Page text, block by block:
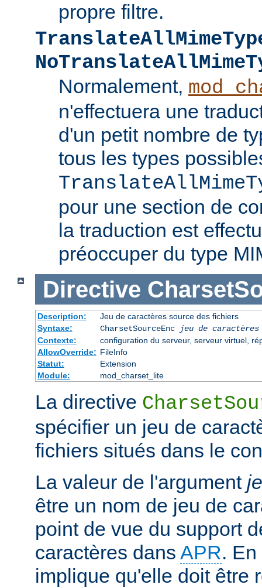
propre filtre.
Normalement,
n'effectuera une
d'un petit nombre de
tous les types
pour une section de
la traduction est
préoccuper du type
Directive
Description:
Jeu de caractères source des fichiers
Syntaxe:
CharsetSourceEnc
jeu de caractères
Contexte:
configuration du serveur, serveur virtuel,
AllowOverride: FileInfo
Statut:
Extension
Module:
mod_charset_lite
La directive
spécifier un jeu de
fichiers situés dans le
La valeur de l'argument
être un nom de jeu de
point de vue du support
caractères dans APR.
implique qu'elle doit être